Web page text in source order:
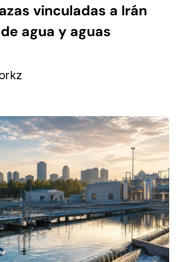
vinculadas a Irán
agua y aguas